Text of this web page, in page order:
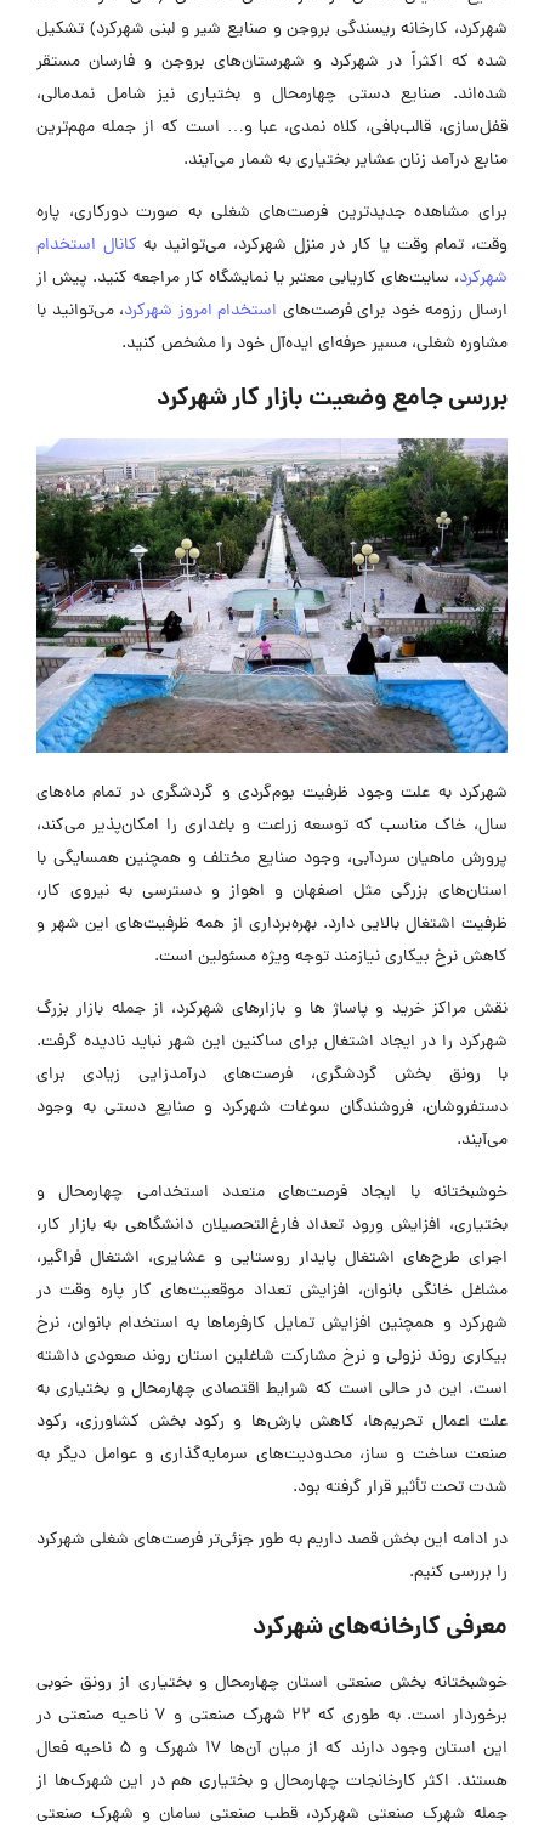
شهرکرد، کارخانه ریسندگی بروجن و صنایع شیر و لبنی شهرکرد) تشکیل
شده که اکثراً در شهرکرد و شهرستان‌های بروجن و فارسان مستقر
شده‌اند. صنایع دستی چهارمحال و بختیاری نیز شامل نمدمالی،
قفل‌سازی، قالب‌بافی، کلاه نمدی، عبا و… است که از جمله مهم‌ترین
منابع درآمد زنان عشایر بختیاری به شمار می‌آیند.
برای مشاهده جدیدترین فرصت‌های شغلی به صورت دورکاری، پاره
وقت، تمام وقت یا کار در منزل شهرکرد، می‌توانید به کانال استخدام
شهرکرد، سایت‌های کاریابی معتبر یا نمایشگاه کار مراجعه کنید. پیش از
ارسال رزومه خود برای فرصت‌های استخدام امروز شهرکرد، می‌توانید با
مشاوره شغلی، مسیر حرفه‌ای ایده‌آل خود را مشخص کنید.
بررسی جامع وضعیت بازار کار شهرکرد
شهرکرد به علت وجود ظرفیت بوم‌گردی و گردشگری در تمام ماه‌های
سال، خاک مناسب که توسعه زراعت و باغداری را امکان‌پذیر می‌کند،
پرورش ماهیان سردآبی، وجود صنایع مختلف و همچنین همسایگی با
استان‌های بزرگی مثل اصفهان و اهواز و دسترسی به نیروی کار،
ظرفیت اشتغال بالایی دارد. بهره‌برداری از همه ظرفیت‌های این شهر و
کاهش نرخ بیکاری نیازمند توجه ویژه مسئولین است.
نقش مراکز خرید و پاساژ ‌ها و بازار‌های شهرکرد، از جمله بازار بزرگ
شهرکرد را در ایجاد اشتغال برای ساکنین این شهر نباید نادیده گرفت.
با رونق بخش گردشگری، فرصت‌های درآمدزایی زیادی برای
دستفروشان، فروشندگان سوغات شهرکرد و صنایع دستی به وجود
می‌آیند.
خوشبختانه با ایجاد فرصت‌های متعدد استخدامی چهارمحال و
بختیاری، افزایش ورود تعداد فارغ‌التحصیلان دانشگاهی به بازار کار،
اجرای طرح‌های اشتغال پایدار روستایی و عشایری، اشتغال فراگیر،
مشاغل خانگی بانوان، افزایش تعداد موقعیت‌های کار پاره وقت در
شهرکرد و همچنین افزایش تمایل کارفرما‌ها به استخدام بانوان، نرخ
بیکاری روند نزولی و نرخ مشارکت شاغلین استان روند صعودی داشته
است. این در حالی است که شرایط اقتصادی چهارمحال و بختیاری به
علت اعمال تحریم‌ها، کاهش بارش‌ها و رکود بخش کشاورزی، رکود
صنعت ساخت و ساز، محدودیت‌های سرمایه‌گذاری و عوامل دیگر به
شدت تحت تأثیر قرار گرفته بود.
در ادامه این بخش قصد داریم به طور جزئی‌تر فرصت‌های شغلی شهرکرد
را بررسی کنیم.
معرفی کارخانه‌های شهرکرد
خوشبختانه بخش صنعتی استان چهارمحال و بختیاری از رونق خوبی
برخوردار است. به طوری که ۲۲ شهرک صنعتی و ۷ ناحیه صنعتی در
این استان وجود دارند که از میان آن‌ها ۱۷ شهرک و ۵ ناحیه فعال
هستند. اکثر کارخانجات چهارمحال و بختیاری هم در این شهرک‌ها از
جمله شهرک صنعتی شهرکرد، قطب صنعتی سامان و شهرک صنعتی